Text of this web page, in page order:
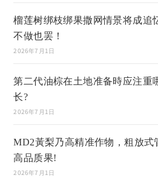
榴莲树绑枝绑果撒网情景将成追
不做也罢！
2026年7月1日
第二代油棕在土地准备時应注重
长?
2026年7月1日
MD2黃梨乃高精准作物，粗放式
高品质果!
2026年7月1日